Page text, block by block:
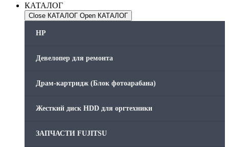
Печатающая головка для принтера
Скрепки для финишера
Средства для сервиса / Оборудование
Стяжки для кабеля
КАТАЛОГ
Close КАТАЛОГ Open КАТАЛОГ
HP
Девелопер для ремонта
Драм-картридж (Блок фотоарабана)
Жесткий диск HDD для оргтехники
ЗАПЧАСТИ FUJITSU